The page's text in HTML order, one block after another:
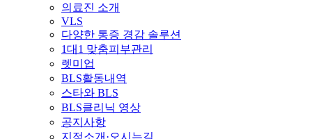
의료진 소개
VLS
다양한 통증 경감 솔루션
1대1 맞춤피부관리
렛미업
BLS활동내역
스타와 BLS
BLS클리닉 영상
공지사항
지점소개·오시는길